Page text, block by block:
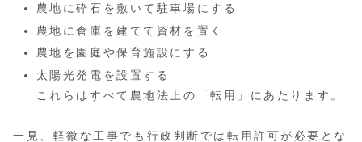
農地に砕石を敷いて駐車場にする
農地に倉庫を建てて資材を置く
農地を園庭や保育施設にする
太陽光発電を設置する
これらはすべて農地法上の「転用」にあたります。
一見、軽微な工事でも行政判断では転用許可が必要とな